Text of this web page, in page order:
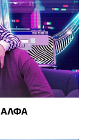
ΑΛΦΑ